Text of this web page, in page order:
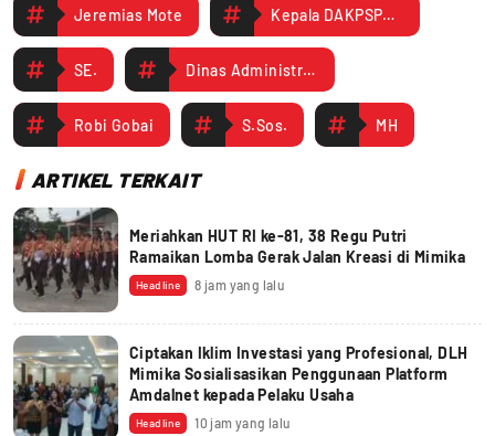
Jeremias Mote Kepala DAKPSPMK Albertus Iyai
SE. Dinas Administrasi Kependudukan dan Pencatatan Sipil
Robi Gobai S.Sos. MH
ARTIKEL TERKAIT
Meriahkan HUT RI ke-81, 38 Regu Putri
Ramaikan Lomba Gerak Jalan Kreasi di Mimika
Headline 8 jam yang lalu
Ciptakan Iklim Investasi yang Profesional, DLH
Mimika Sosialisasikan Penggunaan Platform
Amdalnet kepada Pelaku Usaha
Headline 10 jam yang lalu